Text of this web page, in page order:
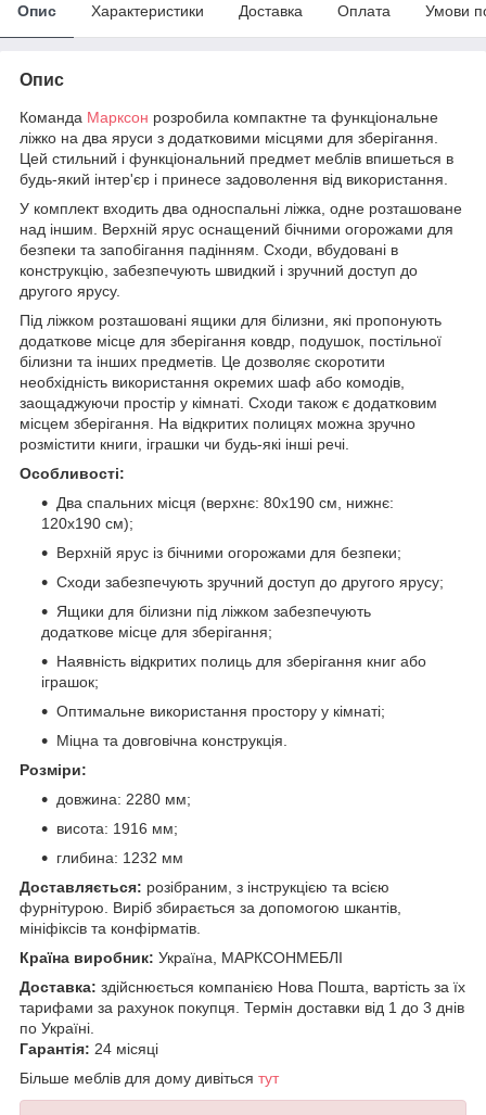
Опис Характеристики Доставка Оплата Умови
Опис
Команда Марксон розробила компактне та функціональне
ліжко на два яруси з додатковими місцями для зберігання.
Цей стильний і функціональний предмет меблів впишеться в
будь-який інтер'єр і принесе задоволення від використання.
У комплект входить два односпальні ліжка, одне розташоване
над іншим. Верхній ярус оснащений бічними огорожами для
безпеки та запобігання падінням. Сходи, вбудовані в
конструкцію, забезпечують швидкий і зручний доступ до
другого ярусу.
Під ліжком розташовані ящики для білизни, які пропонують
додаткове місце для зберігання ковдр, подушок, постільної
білизни та інших предметів. Це дозволяє скоротити
необхідність використання окремих шаф або комодів,
заощаджуючи простір у кімнаті. Сходи також є додатковим
місцем зберігання. На відкритих полицях можна зручно
розмістити книги, іграшки чи будь-які інші речі.
Особливості:
Два спальних місця (верхнє: 80х190 см, нижнє:
120х190 см);
Верхній ярус із бічними огорожами для безпеки;
Сходи забезпечують зручний доступ до другого ярусу;
Ящики для білизни під ліжком забезпечують
додаткове місце для зберігання;
Наявність відкритих полиць для зберігання книг або
іграшок;
Оптимальне використання простору у кімнаті;
Міцна та довговічна конструкція.
Розміри:
довжина: 2280 мм;
висота: 1916 мм;
глибина: 1232 мм
Доставляється: розібраним, з інструкцією та всією
фурнітурою. Виріб збирається за допомогою шкантів,
мініфіксів та конфірматів.
Країна виробник: Україна, МАРКСОНМЕБЛІ
Доставка: здійснюється компанією Нова Пошта, вартість за їх
тарифами за рахунок покупця. Термін доставки від 1 до 3 днів
по Україні.
Гарантія: 24 місяці
Більше меблів для дому дивіться тут